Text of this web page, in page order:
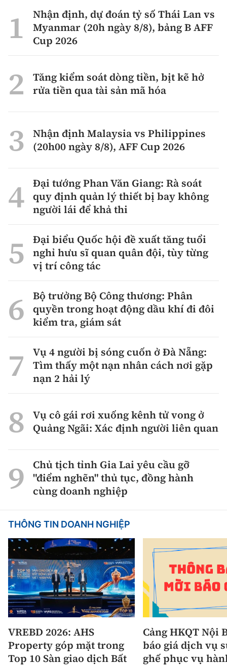
Nhận định, dự đoán tỷ số Thái Lan vs
Myanmar (20h ngày 8/8), bảng B AFF
Cup 2026
Tăng kiểm soát dòng tiền, bịt kẽ hở
rửa tiền qua tài sản mã hóa
Nhận định Malaysia vs Philippines
(20h00 ngày 8/8), AFF Cup 2026
Đại tướng Phan Văn Giang: Rà soát
quy định quản lý thiết bị bay không
người lái để khả thi
Đại biểu Quốc hội đề xuất tăng tuổi
nghỉ hưu sĩ quan quân đội, tùy từng
vị trí công tác
Bộ trưởng Bộ Công thương: Phân
quyền trong hoạt động dầu khí đi đôi
kiểm tra, giám sát
Vụ 4 người bị sóng cuốn ở Đà Nẵng:
Tìm thấy một nạn nhân cách nơi gặp
nạn 2 hải lý
Vụ cô gái rơi xuống kênh tử vong ở
Quảng Ngãi: Xác định người liên quan
Chủ tịch tỉnh Gia Lai yêu cầu gỡ
"điểm nghẽn" thủ tục, đồng hành
cùng doanh nghiệp
THÔNG TIN DOANH NGHIỆP
VREBD 2026: AHS
Property góp mặt trong
Top 10 Sàn giao dịch Bất
Cảng HKQT Nội
báo giá dịch vụ
ghế phục vụ